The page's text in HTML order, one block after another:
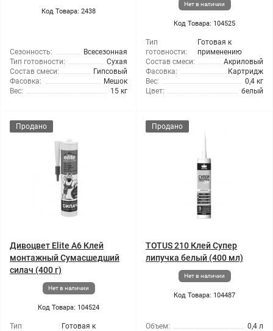
Код Товара: 2438
Сезонность:
Всесезонная
Тип готовности:
Сухая
Состав смеси:
Гипсовый
Фасовка:
Мешок
Вес:
15 кг
Нет в наличии
Код Товара: 104525
Тип
готовности:
Готовая к
применению
Состав смеси:
Акриловый
Фасовка:
Картридж
Вес:
0,4 кг
Цвет:
белый
Продано
Дивоцвет Elite A6 Клей
монтажный Сумасшедший
силач (400 г)
Нет в наличии
Код Товара: 104524
Тип
Готовая к
Продано
TOTUS 210 Клей Супер
липучка белый (400 мл)
Нет в наличии
Код Товара: 104487
Объем:
0,4 л